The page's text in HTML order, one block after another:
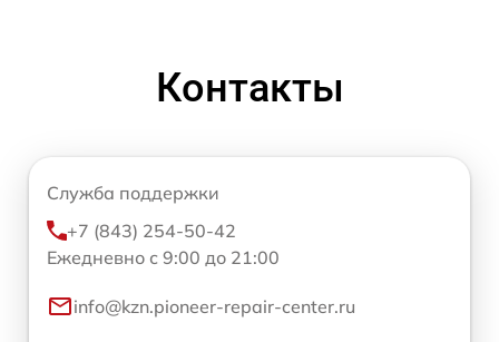
Контакты
Служба поддержки
+7 (843) 254-50-42
Ежедневно с 9:00 до 21:00
info@kzn.pioneer-repair-center.ru